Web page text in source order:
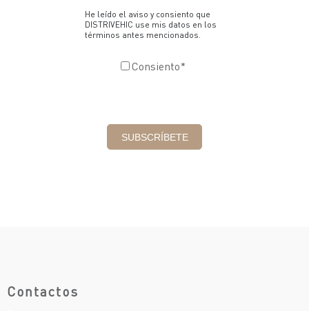
He leído el aviso y consiento que
DISTRIVEHIC use mis datos en los
términos antes mencionados.
Consiento*
Contactos